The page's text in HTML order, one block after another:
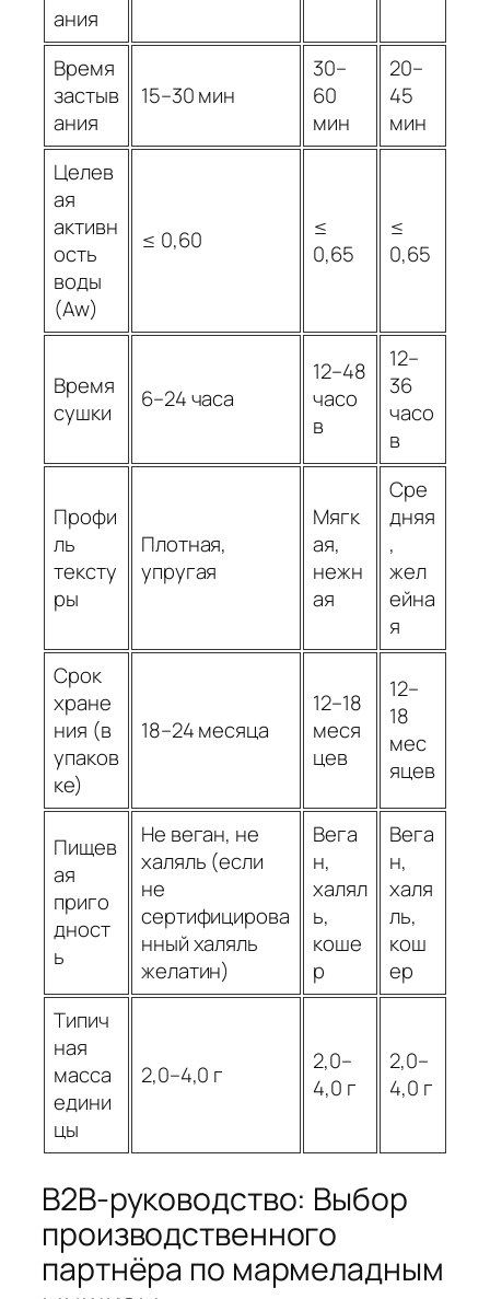
ания
Время
застыв
ания
15–30 мин
30–
60
мин
20–
45
мин
Целев
ая
активн
ость
воды
(Aw)
≤ 0,60
≤
0,65
≤
0,65
Время
сушки
6–24 часа
12–48
часо
в
12–
36
часо
в
Профи
ль
тексту
ры
Плотная,
упругая
Мягк
ая,
нежн
ая
Сре
дняя
,
жел
ейна
я
Срок
хране
ния (в
упаков
ке)
18–24 месяца
12–18
меся
цев
12–
18
мес
яцев
Пищев
ая
приго
дност
ь
Не веган, не
халяль (если
не
сертифицирова
нный халяль
желатин)
Вега
н,
халял
ь,
коше
р
Вега
н,
халя
ль,
кош
ер
Типич
ная
масса
едини
цы
2,0–4,0 г
2,0–
4,0 г
2,0–
4,0 г
B2B-руководство: Выбор
производственного
партнёра по мармеладным